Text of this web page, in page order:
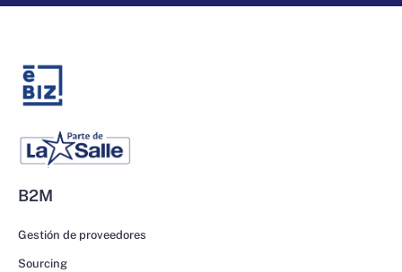
B2M
Gestión de proveedores
Sourcing